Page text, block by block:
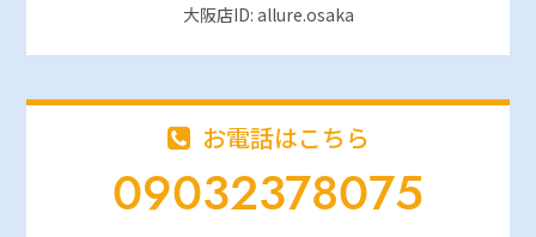
大阪店ID: allure.osaka
お電話はこちら
09032378075